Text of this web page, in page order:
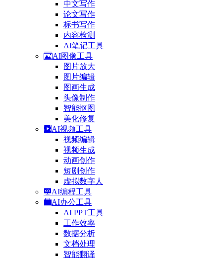
中文写作
论文写作
标书写作
内容检测
AI笔记工具
AI图像工具
图片放大
图片编辑
图画生成
头像制作
智能抠图
美化修复
AI视频工具
视频编辑
视频生成
动画创作
短剧创作
虚拟数字人
AI编程工具
AI办公工具
AI PPT工具
工作效率
数据分析
文档处理
智能翻译